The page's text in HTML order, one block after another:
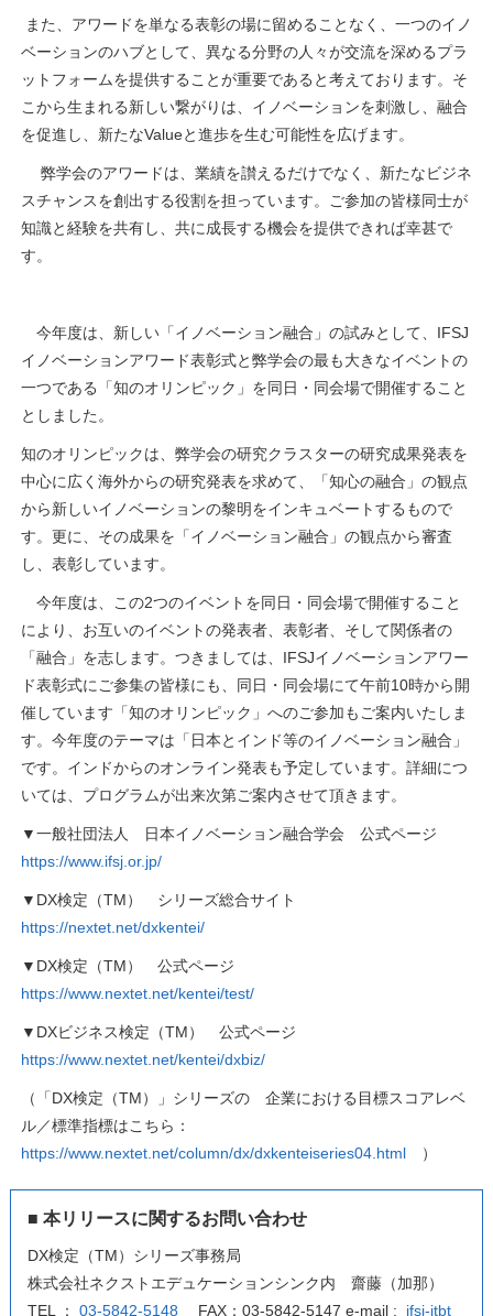
また、アワードを単なる表彰の場に留めることなく、一つのイノ
ベーションのハブとして、異なる分野の人々が交流を深めるプラ
ットフォームを提供することが重要であると考えております。そ
こから生まれる新しい繋がりは、イノベーションを刺激し、融合
を促進し、新たなValueと進歩を生む可能性を広げます。
弊学会のアワードは、業績を讃えるだけでなく、新たなビジネ
スチャンスを創出する役割を担っています。ご参加の皆様同士が
知識と経験を共有し、共に成長する機会を提供できれば幸甚で
す。
今年度は、新しい「イノベーション融合」の試みとして、 IFSJ
イノベーションアワード表彰式と弊学会の最も大きなイベントの
一つである「知のオリンピック」を同日・同会場で開催すること
としました。
知のオリンピックは、弊学会の研究クラスターの研究成果発表を
中心に広く海外からの研究発表を求めて、「知心の融合」の観点
から新しいイノベーションの黎明をインキュベートするもので
す。更に、その成果を「イノベーション融合」の観点から審査
し、表彰しています。
今年度は、この2つのイベントを同日・同会場で開催すること
により、お互いのイベントの発表者、表彰者、そして関係者の
「融合」を志します。つきましては、 IFSJイノベーションアワー
ド表彰式にご参集の皆様にも、同日・同会場にて午前10時から開
催しています「知のオリンピック」へのご参加もご案内いたしま
す。今年度のテーマは「日本とインド等のイノベーション融合」
です。インドからのオンライン発表も予定しています。詳細につ
いては、プログラムが出来次第ご案内させて頂きます。
▼一般社団法人 日本イノベーション融合学会 公式ページ
https://www.ifsj.or.jp/
▼DX検定（TM） シリーズ総合サイト
https://nextet.net/dxkentei/
▼DX検定（TM） 公式ページ
https://www.nextet.net/kentei/test/
▼DXビジネス検定（TM） 公式ページ
https://www.nextet.net/kentei/dxbiz/
（「DX検定（TM）」シリーズの 企業における目標スコアレベ
ル／標準指標はこちら：
https://www.nextet.net/column/dx/dxkenteiseries04.html）
■ 本リリースに関するお問い合わせ
DX検定（TM）シリーズ事務局
株式会社ネクストエデュケーションシンク内 齋藤（加那）
TEL ： 03-5842-5148 FAX：03-5842-5147 e-mail : ifsj-itbt